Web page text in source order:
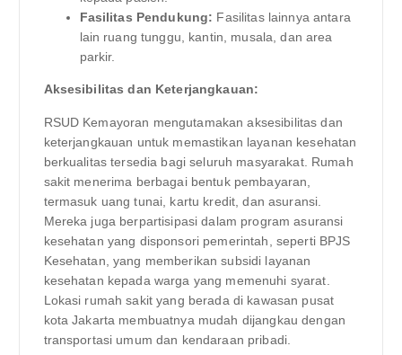
Fasilitas Pendukung: Fasilitas lainnya antara
lain ruang tunggu, kantin, musala, dan area
parkir.
Aksesibilitas dan Keterjangkauan:
RSUD Kemayoran mengutamakan aksesibilitas dan
keterjangkauan untuk memastikan layanan kesehatan
berkualitas tersedia bagi seluruh masyarakat. Rumah
sakit menerima berbagai bentuk pembayaran,
termasuk uang tunai, kartu kredit, dan asuransi.
Mereka juga berpartisipasi dalam program asuransi
kesehatan yang disponsori pemerintah, seperti BPJS
Kesehatan, yang memberikan subsidi layanan
kesehatan kepada warga yang memenuhi syarat.
Lokasi rumah sakit yang berada di kawasan pusat
kota Jakarta membuatnya mudah dijangkau dengan
transportasi umum dan kendaraan pribadi.